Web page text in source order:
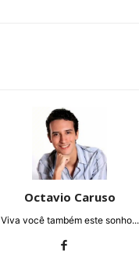
Octavio Caruso
Viva você também este sonho...